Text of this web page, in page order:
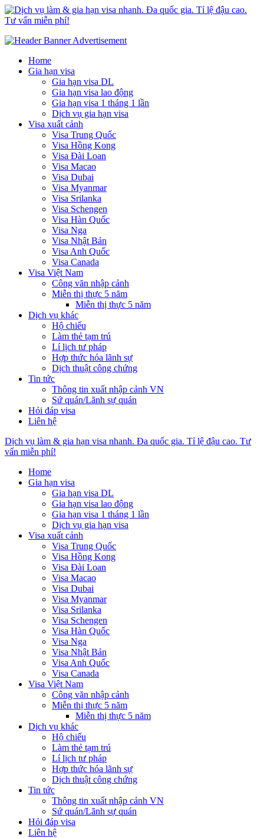
Dịch vụ làm & gia hạn visa nhanh. Đa quốc gia. Tỉ lệ đậu cao. Tư
Home
Gia hạn visa
Gia hạn visa DL
Gia hạn visa lao động
Gia hạn visa 1 tháng 1 lần
Dịch vụ gia hạn visa
Visa xuất cảnh
Visa Trung Quốc
Visa Hồng Kong
Visa Đài Loan
Visa Macao
Visa Dubai
Visa Myanmar
Visa Srilanka
Visa Schengen
Visa Hàn Quốc
Visa Nga
Visa Nhật Bản
Visa Anh Quốc
Visa Canada
Visa Việt Nam
Công văn nhập cảnh
Miễn thị thực 5 năm
Miễn thị thực 5 năm
Dịch vụ khác
Hộ chiếu
Làm thẻ tạm trú
Lí lịch tư pháp
Hợp thức hóa lãnh sự
Dịch thuật công chứng
Tin tức
Thông tin xuất nhập cảnh VN
Sứ quán/Lãnh sự quán
Hỏi đáp visa
Liên hệ
Dịch vụ làm & gia hạn visa nhanh. Đa quốc gia. Tỉ lệ đậu cao. Tư
vấn miễn phí!
Home
Gia hạn visa
Gia hạn visa DL
Gia hạn visa lao động
Gia hạn visa 1 tháng 1 lần
Dịch vụ gia hạn visa
Visa xuất cảnh
Visa Trung Quốc
Visa Hồng Kong
Visa Đài Loan
Visa Macao
Visa Dubai
Visa Myanmar
Visa Srilanka
Visa Schengen
Visa Hàn Quốc
Visa Nga
Visa Nhật Bản
Visa Anh Quốc
Visa Canada
Visa Việt Nam
Công văn nhập cảnh
Miễn thị thực 5 năm
Miễn thị thực 5 năm
Dịch vụ khác
Hộ chiếu
Làm thẻ tạm trú
Lí lịch tư pháp
Hợp thức hóa lãnh sự
Dịch thuật công chứng
Tin tức
Thông tin xuất nhập cảnh VN
Sứ quán/Lãnh sự quán
Hỏi đáp visa
Liên hệ